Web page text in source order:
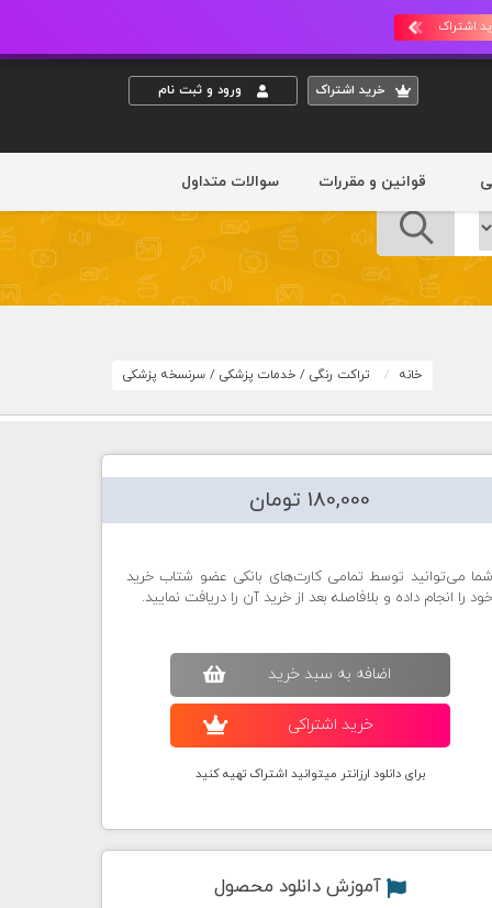
اشتراک
خريد اشتراک ورود و ثبت نام
قوانین و مقررات سوالات متداول
خانه تراکت رنگی / خدمات پزشکی / سرنسخه پزشکی
180,000 تومان
شما می‌توانید توسط تمامی کارت‌های بانکی عضو شتاب خرید
خود را انجام داده و بلافاصله بعد از خرید آن را دریافت نمایید.
اضافه به سبد خريد
خريد اشتراکی
برای دانلود ارزانتر میتوانید اشتراک تهیه کنید
آموزش دانلود محصول